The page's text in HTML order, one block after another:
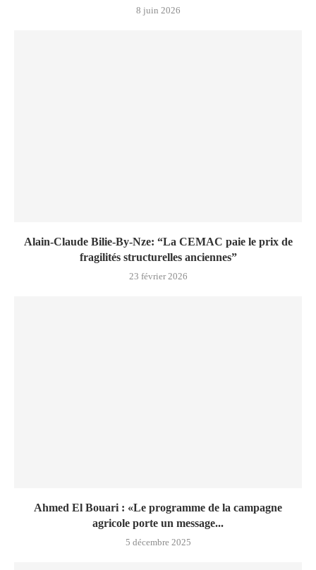
8 juin 2026
Alain-Claude Bilie-By-Nze: “La CEMAC paie le prix de
fragilités structurelles anciennes”
23 février 2026
Ahmed El Bouari : «Le programme de la campagne
agricole porte un message...
5 décembre 2025